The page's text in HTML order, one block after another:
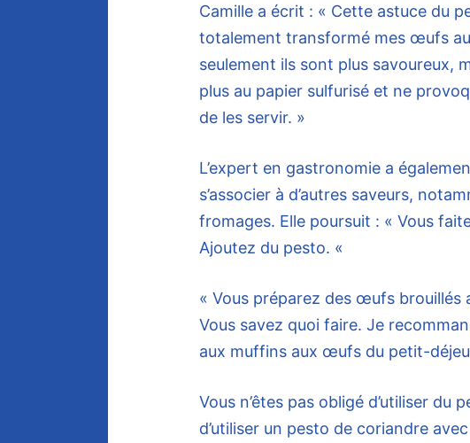
Camille a écrit : « Cette astuce du
totalement transformé mes œufs
seulement ils sont plus savoureux,
plus au papier sulfurisé et ne
de les servir. »
L’expert en gastronomie a
s’associer à d’autres saveurs,
fromages. Elle poursuit : « Vous
Ajoutez du pesto. «
« Vous préparez des œufs
Vous savez quoi faire. Je
aux muffins aux œufs du petit-
Vous n’êtes pas obligé d’utiliser du
d’utiliser un pesto de coriandre